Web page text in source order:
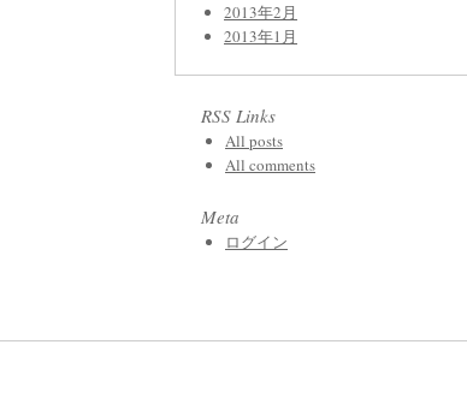
2013年2月
2013年1月
RSS Links
All posts
All comments
Meta
ログイン